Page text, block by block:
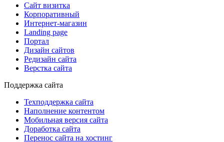
Сайт визитка
Корпоративный
Интернет-магазин
Landing page
Портал
Дизайн сайтов
Редизайн сайта
Верстка сайта
Поддержка сайта
Техподдержка сайта
Наполнение контентом
Мобильная версия сайта
Доработка сайта
Перенос сайта на хостинг